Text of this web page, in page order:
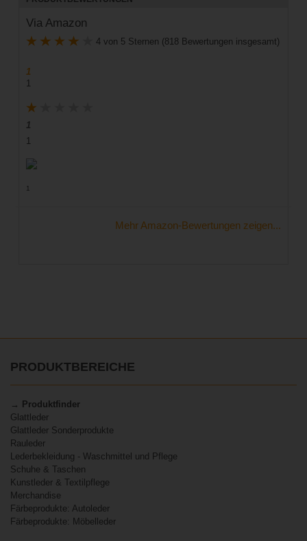
Via Amazon
4 von 5 Sternen (818 Bewertungen insgesamt)
1
1
1
1
1
Mehr Amazon-Bewertungen zeigen...
PRODUKTBEREICHE
→ Produktfinder
Glattleder
Glattleder Sonderprodukte
Rauleder
Lederbekleidung - Waschmittel und Pflege
Schuhe & Taschen
Kunstleder & Textilpflege
Merchandise
Färbeprodukte: Autoleder
Färbeprodukte: Möbelleder